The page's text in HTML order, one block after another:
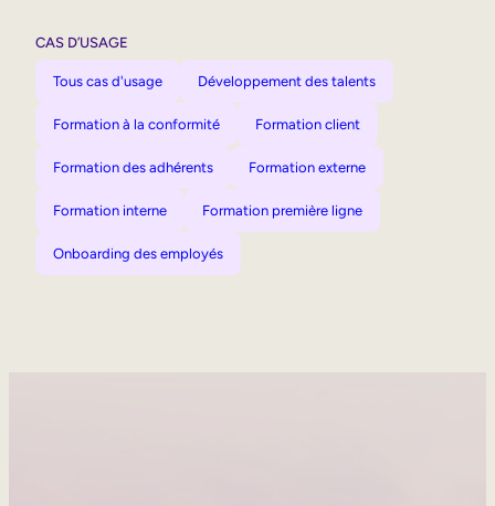
CAS D’USAGE
Tous cas d'usage Développement des talents
Formation à la conformité Formation client
Formation des adhérents Formation externe
Formation interne Formation première ligne
Onboarding des employés